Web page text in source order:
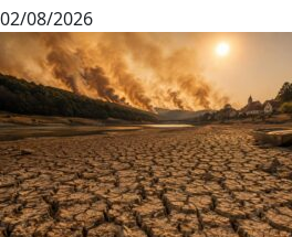
02/08/2026